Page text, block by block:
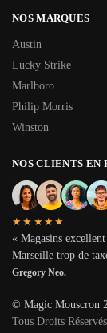
NOS MARQUES
Austin
Lucky Strike
Marlboro
Philip Morris
Winston
NOS CLIENTS EN
★★★★★
« Magasins
Marseille trop de
Gregory Neo.
© Magic Mouscron
Tous Droits Réservés